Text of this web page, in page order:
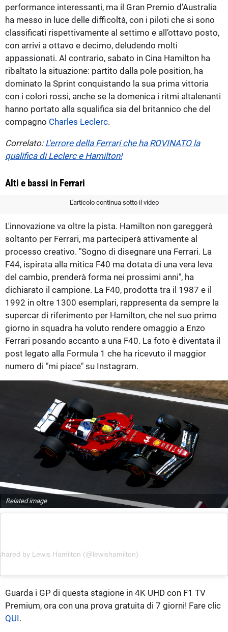
performance interessanti, ma il Gran Premio d’Australia
ha messo in luce delle difficoltà, con i piloti che si sono
classificati rispettivamente al settimo e all’ottavo posto,
con arrivi a ottavo e decimo, deludendo molti
appassionati. Al contrario, sabato in Cina Hamilton ha
ribaltato la situazione: partito dalla pole position, ha
dominato la Sprint conquistando la sua prima vittoria
con i colori rossi, anche se la domenica i ritmi altalenanti
hanno portato alla squalifica sia del britannico che del
compagno Charles Leclerc.
Correlato: L'errore della Ferrari che ha ROVINATO la
qualifica di Leclerc e Hamilton!
Alti e bassi in Ferrari
L'articolo continua sotto il video
L'innovazione va oltre la pista. Hamilton non gareggerà
soltanto per Ferrari, ma parteciperà attivamente al
processo creativo. "Sogno di disegnare una Ferrari. La
F44, ispirata alla mitica F40 ma dotata di una vera leva
del cambio, prenderà forma nei prossimi anni", ha
dichiarato il campione. La F40, prodotta tra il 1987 e il
1992 in oltre 1300 esemplari, rappresenta da sempre la
supercar di riferimento per Hamilton, che nel suo primo
giorno in squadra ha voluto rendere omaggio a Enzo
Ferrari posando accanto a una F40. La foto è diventata il
post legato alla Formula 1 che ha ricevuto il maggior
numero di "mi piace" su Instagram.
Related image
by Lewis Hamilton (@lewishamilton)
Guarda i GP di questa stagione in 4K UHD con F1 TV
Premium, ora con una prova gratuita di 7 giorni! Fare clic
QUI.